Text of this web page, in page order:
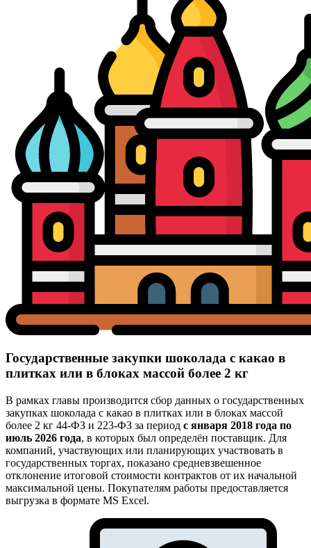
Государственные закупки шоколада с какао в
плитках или в блоках массой более 2 кг
В рамках главы производится сбор данных о государственных
закупках шоколада с какао в плитках или в блоках массой
более 2 кг 44-ФЗ и 223-ФЗ за период с января 2018 года по
июль 2026 года, в которых был определён поставщик. Для
компаний, участвующих или планирующих участвовать в
государственных торгах, показано средневзвешенное
отклонение итоговой стоимости контрактов от их начальной
максимальной цены. Покупателям работы предоставляется
выгрузка в формате MS Excel.